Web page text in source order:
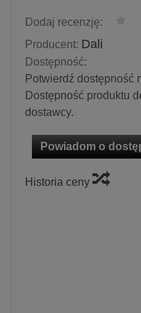
Dodaj recenzję:
Producent: Dali
Dostępność:
Potwierdź dostępność
Dostępność produktu
dostawcy.
Powiadom o
Historia ceny